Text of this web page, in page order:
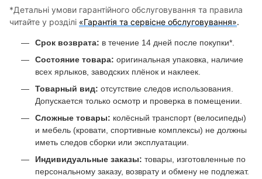
*Детальні умови гарантійного обслуговування та правила
читайте у розділі «Гарантія та сервісне обслуговування».
Срок возврата: в течение 14 дней после покупки*.
Состояние товара: оригинальная упаковка, наличие
всех ярлыков, заводских плёнок и наклеек.
Товарный вид: отсутствие следов использования.
Допускается только осмотр и проверка в помещении.
Сложные товары: колёсный транспорт (велосипеды)
и мебель (кровати, спортивные комплексы) не должны
иметь следов сборки или эксплуатации.
Индивидуальные заказы: товары, изготовленные по
персональному заказу, возврату и обмену не подлежат.